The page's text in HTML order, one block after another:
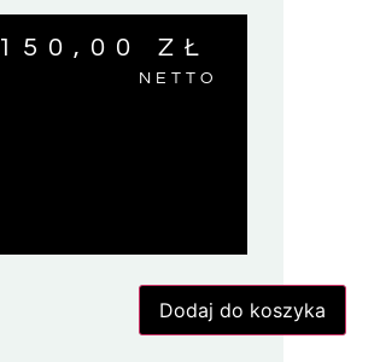
150,00 ZŁ
NETTO
Dodaj do koszyka